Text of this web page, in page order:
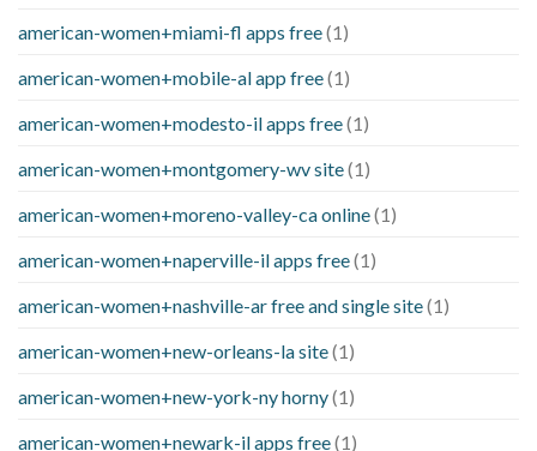
american-women+miami-fl apps free(1)
american-women+mobile-al app free(1)
american-women+modesto-il apps free(1)
american-women+montgomery-wv site(1)
american-women+moreno-valley-ca online(1)
american-women+naperville-il apps free(1)
american-women+nashville-ar free and single site(1)
american-women+new-orleans-la site(1)
american-women+new-york-ny horny(1)
american-women+newark-il apps free(1)